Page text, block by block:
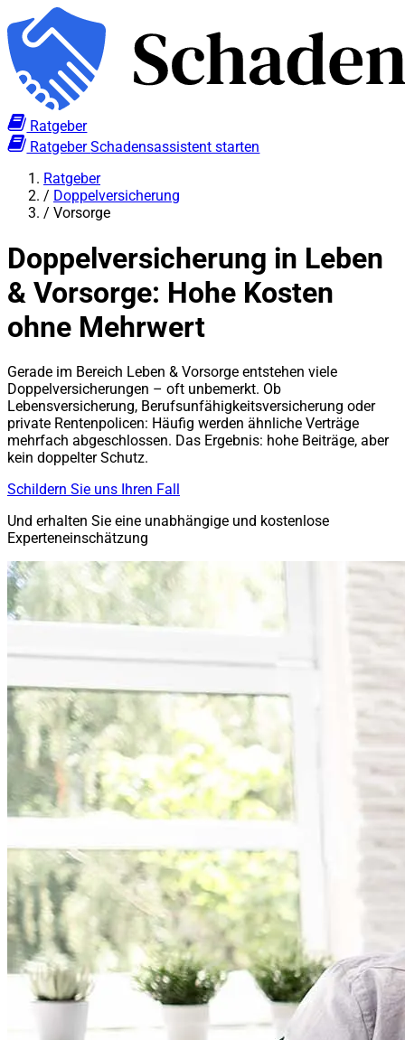
Ratgeber
RatgeberSchadensassistent starten
Ratgeber
/ Doppelversicherung
/ Vorsorge
Doppelversicherung in Leben
& Vorsorge: Hohe Kosten
ohne Mehrwert
Gerade im Bereich Leben & Vorsorge entstehen viele
Doppelversicherungen – oft unbemerkt. Ob
Lebensversicherung, Berufsunfähigkeitsversicherung oder
private Rentenpolicen: Häufig werden ähnliche Verträge
mehrfach abgeschlossen. Das Ergebnis: hohe Beiträge, aber
kein doppelter Schutz.
Schildern Sie uns Ihren Fall
Und erhalten Sie eine unabhängige und kostenlose
Experteneinschätzung